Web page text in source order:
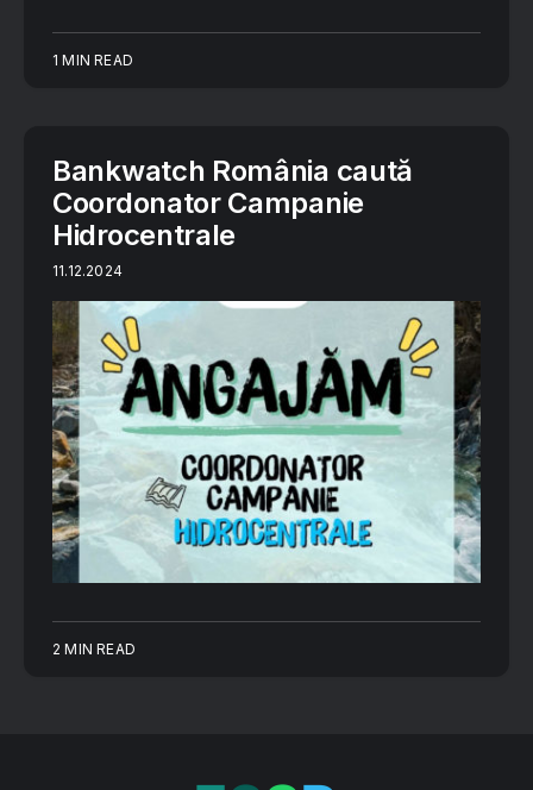
1 MIN READ
Bankwatch România caută
Coordonator Campanie
Hidrocentrale
11.12.2024
2 MIN READ